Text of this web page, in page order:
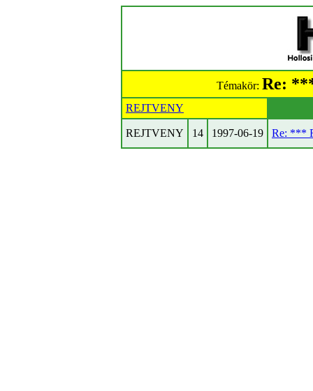
Témakör: Re:
REJTVENY
REJTVENY 14 1997-06-19 Re: ***